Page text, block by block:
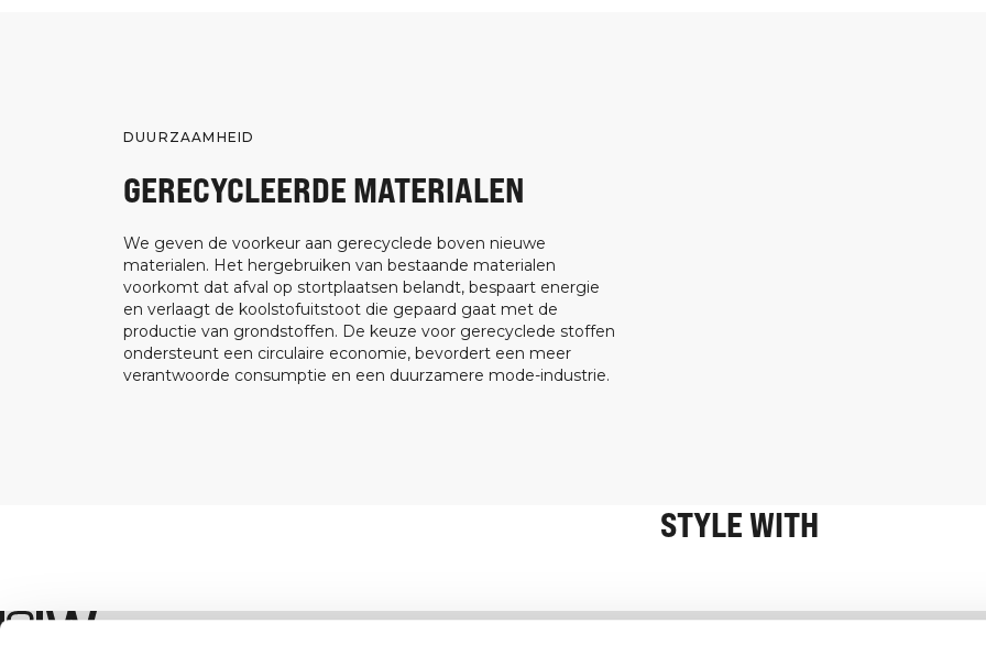
DUURZAAMHEID
GERECYCLEERDE MATERIALEN
We geven de voorkeur aan gerecyclede boven nieuwe
materialen. Het hergebruiken van bestaande materialen
voorkomt dat afval op stortplaatsen belandt, bespaart energie
en verlaagt de koolstofuitstoot die gepaard gaat met de
productie van grondstoffen. De keuze voor gerecyclede stoffen
ondersteunt een circulaire economie, bevordert een meer
verantwoorde consumptie en een duurzamere mode-industrie.
STYLE WITH